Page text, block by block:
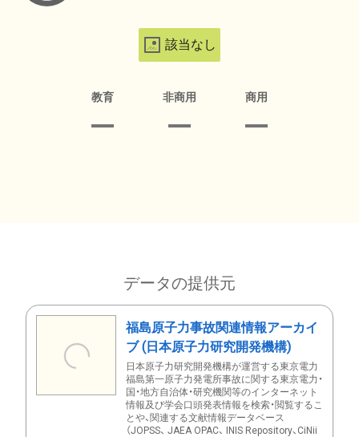
該当なし
教育 非商用 商用
データの提供元
福島原子力事故関連情報アーカイ
ブ (日本原子力研究開発機構)
日本原子力研究開発機構が運営する東京電力
福島第一原子力発電所事故に関する東京電力・
国・地方自治体・研究機関等のインターネット
情報及び学会口頭発表情報を検索・閲覧するこ
とや、関連する文献情報データベース
（JOPSS、 JAEA OPAC、 INIS Repository、CiNii